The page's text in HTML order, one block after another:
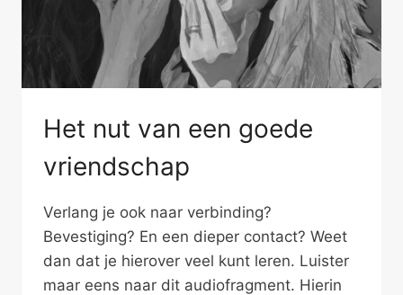
Het nut van een goede
vriendschap
Verlang je ook naar verbinding?
Bevestiging? En een dieper contact? Weet
dan dat je hierover veel kunt leren. Luister
maar eens naar dit audiofragment. Hierin